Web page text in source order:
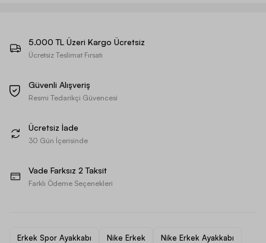
5.000 TL Üzeri Kargo Ücretsiz
Ücretsiz Teslimat Fırsatı
Güvenli Alışveriş
Resmi Tedarikçi Güvencesi
Ücretsiz İade
30 Gün İçerisinde
Vade Farksız 2 Taksit
Farklı Ödeme Seçenekleri
Erkek Spor Ayakkabı Nike Erkek Nike Erkek Ayakkabı